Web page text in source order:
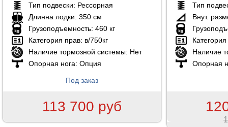
Тип подвески: Рессорная
Длинна лодки: 350 см
Грузоподъемность: 460 кг
Категория прав: в/750кг
Наличие тормозной системы: Нет
Опорная нога: Опция
Под заказ
113 700 руб
Тип
Внут.
Наличие
Опорная